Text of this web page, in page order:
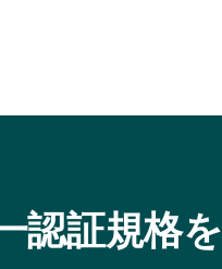
認証規格を